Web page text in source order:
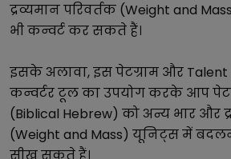
द्रव्यमान परिवर्तक (Weight and
भी कन्वर्ट कर सकते हैं।
इसके अलावा, इसपेटग्राम और
कन्वर्टर टूल का उपयोग करके आप
(Biblical Hebrew) को अन्य भार और
(Weight and Mass) यूनिट्स में बदलने